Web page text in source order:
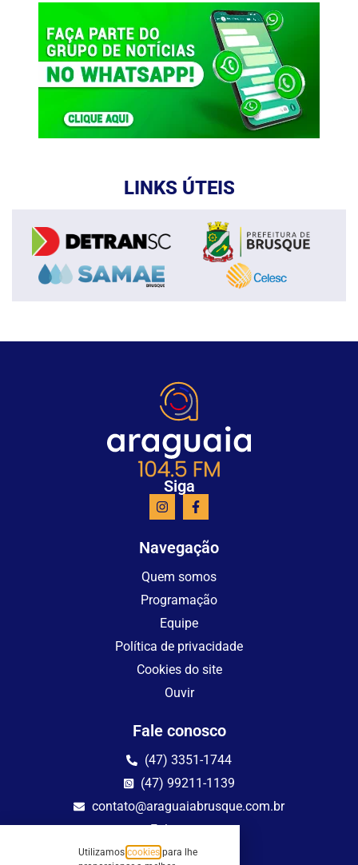
LINKS ÚTEIS
Siga
Navegação
Quem somos
Programação
Equipe
Política de privacidade
Cookies do site
Ouvir
Fale conosco
(47) 3351-1744
(47) 99211-1139
contato@araguaiabrusque.com.br
Fale conosco
Utilizamos cookies para lhe